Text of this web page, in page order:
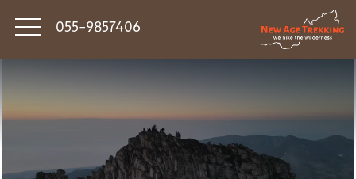
055-9857406
פודקאסט טראק טוק
תקנון